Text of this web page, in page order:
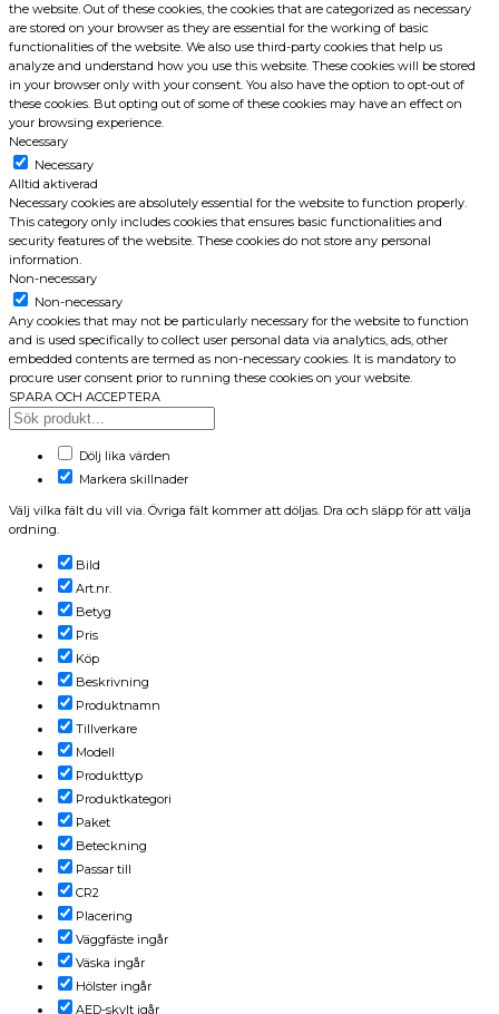
the website. Out of these cookies, the cookies that are categorized as necessary
are stored on your browser as they are essential for the working of basic
functionalities of the website. We also use third-party cookies that help us
analyze and understand how you use this website. These cookies will be stored
in your browser only with your consent. You also have the option to opt-out of
these cookies. But opting out of some of these cookies may have an effect on
your browsing experience.
Necessary
Necessary
Alltid aktiverad
Necessary cookies are absolutely essential for the website to function properly.
This category only includes cookies that ensures basic functionalities and
security features of the website. These cookies do not store any personal
information.
Non-necessary
Non-necessary
Any cookies that may not be particularly necessary for the website to function
and is used specifically to collect user personal data via analytics, ads, other
embedded contents are termed as non-necessary cookies. It is mandatory to
procure user consent prior to running these cookies on your website.
SPARA OCH ACCEPTERA
Dölj lika värden
Markera skillnader
Välj vilka fält du vill via. Övriga fält kommer att döljas. Dra och släpp för att välja
ordning.
Bild
Art.nr.
Betyg
Pris
Köp
Beskrivning
Produktnamn
Tillverkare
Modell
Produkttyp
Produktkategori
Paket
Beteckning
Passar till
CR2
Placering
Väggfäste ingår
Väska ingår
Hölster ingår
AED-skylt igår